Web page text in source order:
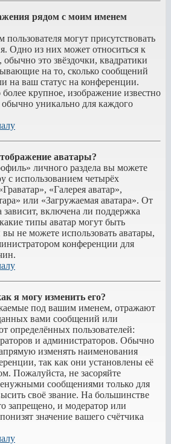
рядом с моим именем
пользователя могут присутствовать
Одно из них может относиться к
это звёздочки, квадратики
на то, сколько сообщений
на ваш статус на конференции.
крупное, изображение известно
обычно уникально для каждого
аватары?
личного раздела вы можете
с использованием четырёх
«Галерея аватар»,
или «Загружаемая аватара». От
зависит, включена ли поддержка
типы аватар могут быть
не можете использовать аватары,
конференции для
я могу изменить его?
под вашим именем, отражают
вами сообщений или
определённых пользователей:
и администраторов. Обычно
изменять наименования
так как они установлены её
Пожалуйста, не засоряйте
сообщениями только для
своё звание. На большинстве
запрещено, и модератор или
значение вашего счётчика